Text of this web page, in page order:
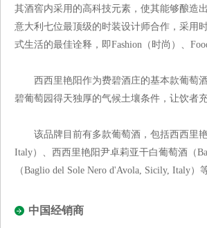
其酒窖内采用的高科技元素，使其能够酿造
意大利七位最顶级的时装设计师合作，采用
式生活的最佳诠释，即Fashion（时尚）、
西西里艳阳作为费碧酒庄的基本款葡萄酒
碧葡萄园得天独厚的气候土壤条件，让饮者
该品牌目前有多款葡萄酒，包括西西里艳
Italy）、西西里艳阳尹卓莉亚干白葡萄酒（
（Baglio del Sole Nero d'Avola, Sicily, Italy）
中国经销商